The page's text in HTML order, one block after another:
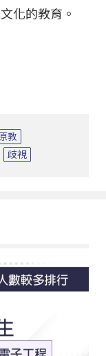
化的教育。
教
歧視